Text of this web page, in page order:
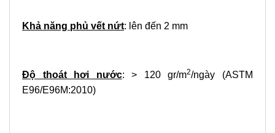
Khả năng phủ vết nứt: lên đến 2 mm
Độ thoát hơi nước: > 120 gr/m2/ngày (ASTM
E96/E96M:2010)